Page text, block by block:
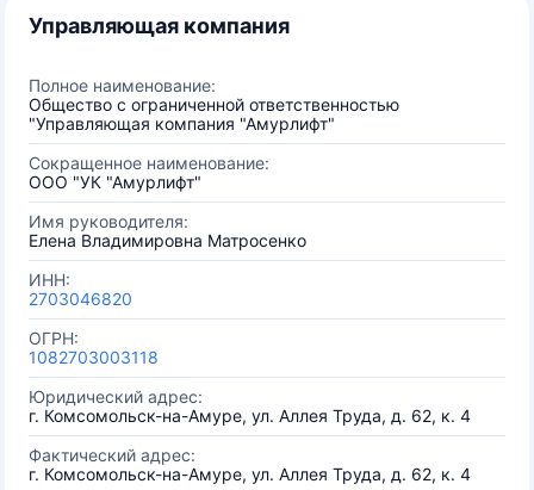
Управляющая компания
Полное наименование:
Общество с ограниченной ответственностью
"Управляющая компания "Амурлифт"
Сокращенное наименование:
ООО "УК "Амурлифт"
Имя руководителя:
Елена Владимировна Матросенко
ИНН:
2703046820
ОГРН:
1082703003118
Юридический адрес:
г. Комсомольск-на-Амуре, ул. Аллея Труда, д. 62, к. 4
Фактический адрес:
г. Комсомольск-на-Амуре, ул. Аллея Труда, д. 62, к. 4